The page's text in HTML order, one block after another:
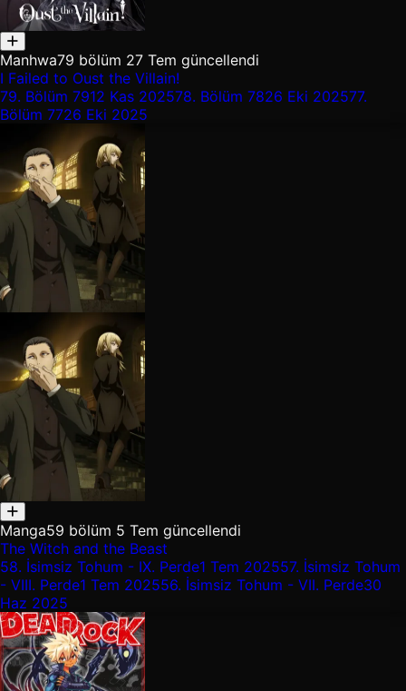
Manhwa79 bölüm 27 Tem güncellendi
I Failed to Oust the Villain!
79. Bölüm 7912 Kas 202578. Bölüm 7826 Eki 202577.
Bölüm 7726 Eki 2025
Manga59 bölüm 5 Tem güncellendi
The Witch and the Beast
58. İsimsiz Tohum - IX. Perde1 Tem 202557. İsimsiz Tohum
- VIII. Perde1 Tem 202556. İsimsiz Tohum - VII. Perde30
Haz 2025